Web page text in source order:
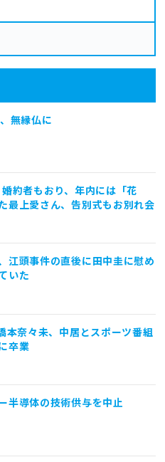
無縁仏に
約者もおり、年内には「花
最上愛さん、告別式もお別れ会
江頭事件の直後に田中圭に慰め
いた
本奈々未、中居とスポーツ番組
卒業
半導体の技術供与を中止